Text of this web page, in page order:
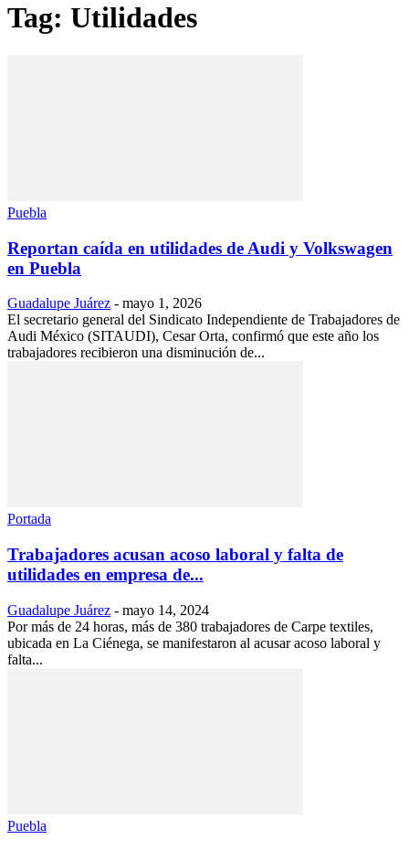
Tag: Utilidades
Puebla
Reportan caída en utilidades de Audi y Volkswagen
en Puebla
Guadalupe Juárez - mayo 1, 2026
El secretario general del Sindicato Independiente de Trabajadores de
Audi México (SITAUDI), Cesar Orta, confirmó que este año los
trabajadores recibieron una disminución de...
Portada
Trabajadores acusan acoso laboral y falta de
utilidades en empresa de...
Guadalupe Juárez - mayo 14, 2024
Por más de 24 horas, más de 380 trabajadores de Carpe textiles,
ubicada en La Ciénega, se manifestaron al acusar acoso laboral y
falta...
Puebla